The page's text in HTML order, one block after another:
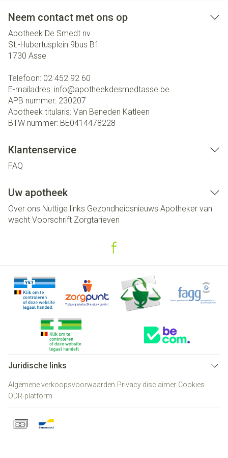
Neem contact met ons op
Apotheek De Smedt nv
St.-Hubertusplein 9bus B1
1730 Asse
Telefoon: 02 452 92 60
E-mailadres: info@apotheekdesmedtasse.be
APB nummer: 230207
Apotheek titularis: Van Beneden Katleen
BTW nummer: BE0414478228
Klantenservice
FAQ
Uw apotheek
Over ons Nuttige links Gezondheidsnieuws Apotheker van
wacht Voorschrift Zorgtarieven
Juridische links
Algemene verkoopsvoorwaarden Privacy disclaimer Cookies
ODR-platform